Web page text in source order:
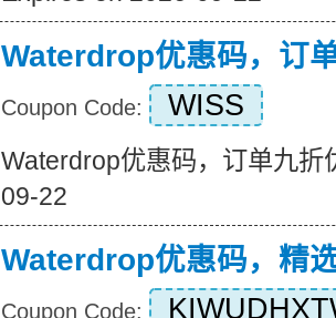
Waterdrop优惠码，订
Coupon Code: WISS
Waterdrop优惠码，订单九折
09-22
Waterdrop优惠码，精
Coupon Code: